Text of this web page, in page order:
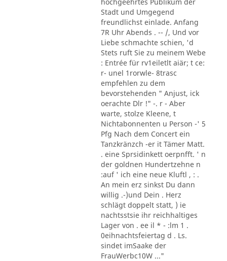
Stadt und Umgegend
freundlichst einlade. Anfang
7R Uhr Abends . -- /, Und vor
Liebe schmachte schien, 'd
Stets ruft Sie zu meinem Webe
: Entrée für rv1eiletlt aiär; t ce:
r- unel 1rorwle- 8trasc
empfehlen zu dem
bevorstehenden " Anjust, ick
oerachte Dlr !" -. r - Aber
warte, stolze Kleene, t
Nichtabonnenten u Person -' 5
Pfg Nach dem Concert ein
Tanzkränzch -er it Tämer Matt.
. eine Sprsidinkett oerpnfft. ' n
der goldnen Hundertzehne n
:auf ' ich eine neue Kluftl , : .
An mein erz sinkst Du dann
willig .-)und Dein . Herz
schlägt doppelt statt, ) ie
nachtsstsie ihr reichhaltiges
Lager von . ee il * - :lm 1 .
0eihnachtsfeiertag d . Ls.
sindet imSaake der
FrauWerbc10W ..."